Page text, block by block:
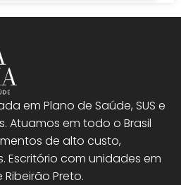
em Plano de Saúde, SUS e
Atuamos em todo o Brasil
de alto custo,
Escritório com unidades em
Preto.